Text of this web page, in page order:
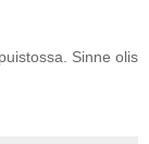
Sinne olis